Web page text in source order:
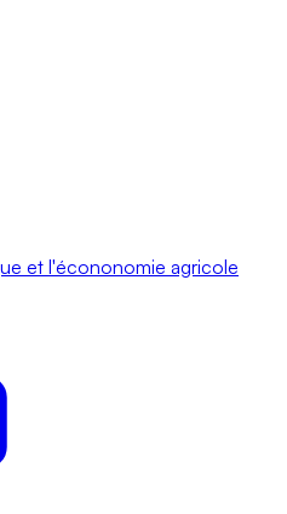
et l'écononomie agricole